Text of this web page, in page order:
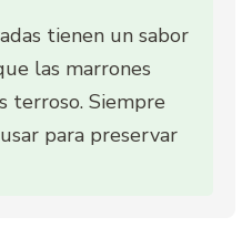
tienen un sabor
las marrones
terroso. Siempre
para preservar